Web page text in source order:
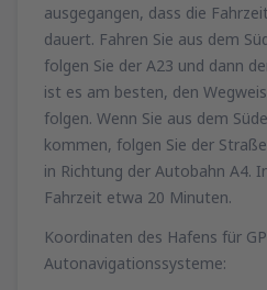
ausgegangen, dass die
dauert. Fahren Sie aus dem
folgen Sie der A23 und dann
ist es am besten, den
folgen. Wenn Sie aus dem
kommen, folgen Sie der
in Richtung der Autobahn A4.
Fahrzeit etwa 20 Minuten.
Koordinaten des Hafens für
Autonavigationssysteme: